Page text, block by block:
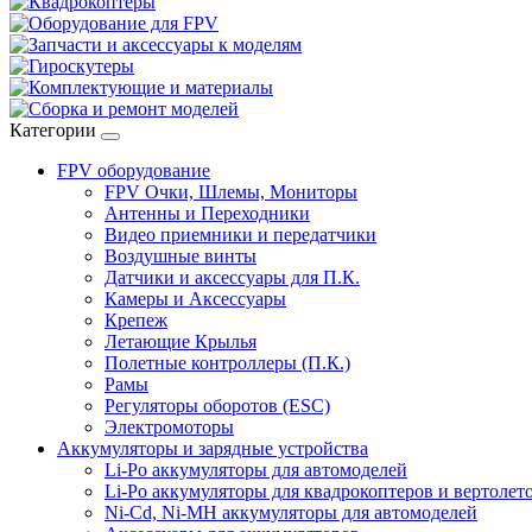
Категории
FPV оборудование
FPV Очки, Шлемы, Мониторы
Антенны и Переходники
Видео приемники и передатчики
Воздушные винты
Датчики и аксессуары для П.К.
Камеры и Аксессуары
Крепеж
Летающие Крылья
Полетные контроллеры (П.К.)
Рамы
Регуляторы оборотов (ESC)
Электромоторы
Аккумуляторы и зарядные устройства
Li-Po аккумуляторы для автомоделей
Li-Po аккумуляторы для квадрокоптеров и
Ni-Cd, Ni-MH аккумуляторы для автомоделей